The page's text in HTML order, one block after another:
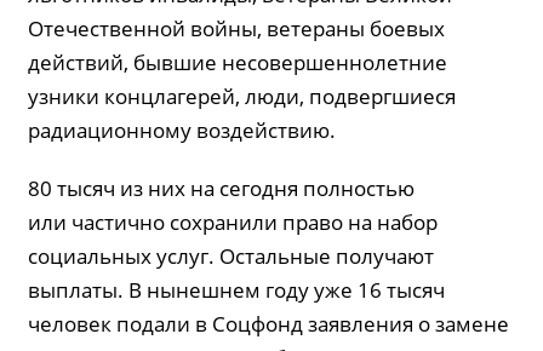
Отечественной войны, ветераны боевых
действий, бывшие несовершеннолетние
узники концлагерей, люди, подвергшиеся
радиационному воздействию.
80 тысяч из них на сегодня полностью
или частично сохранили право на набор
социальных услуг. Остальные получают
выплаты. В нынешнем году уже 16 тысяч
человек подали в Соцфонд заявления о замене